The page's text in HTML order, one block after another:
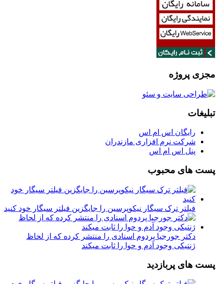
مجزی پروژه
تبلیغات
رایگان اس ام اس
شرکت نرم افزاری مازندران
پنل اس ام اس
پست های محبوب
فیلتر ترک سیگار نیکوپرسین را جایگزین فیلتر سیگار خود کنید
دکتر جورجیا پردوم اسنادی را منتشر کرده که از لحاظ
ژنتیکی وجود آدم و حوا را ثابت میکند
پست های پربازدید